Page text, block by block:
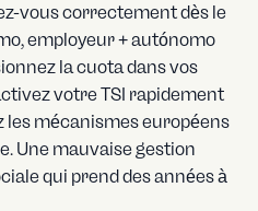
vous correctement dès le
employeur + autónomo
la cuota dans vos
votre TSI rapidement
les mécanismes européens
Une mauvaise gestion
qui prend des années à